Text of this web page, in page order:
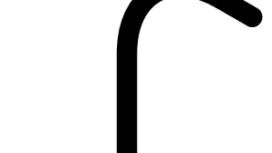
الكشف عن الكحول